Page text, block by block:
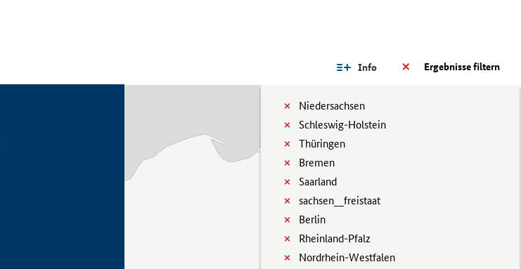
Ergebnisse filtern
Info
Niedersachsen
Schleswig-Holstein
Thüringen
Bremen
Saarland
sachsen__freistaat
Berlin
Rheinland-Pfalz
Nordrhein-Westfalen